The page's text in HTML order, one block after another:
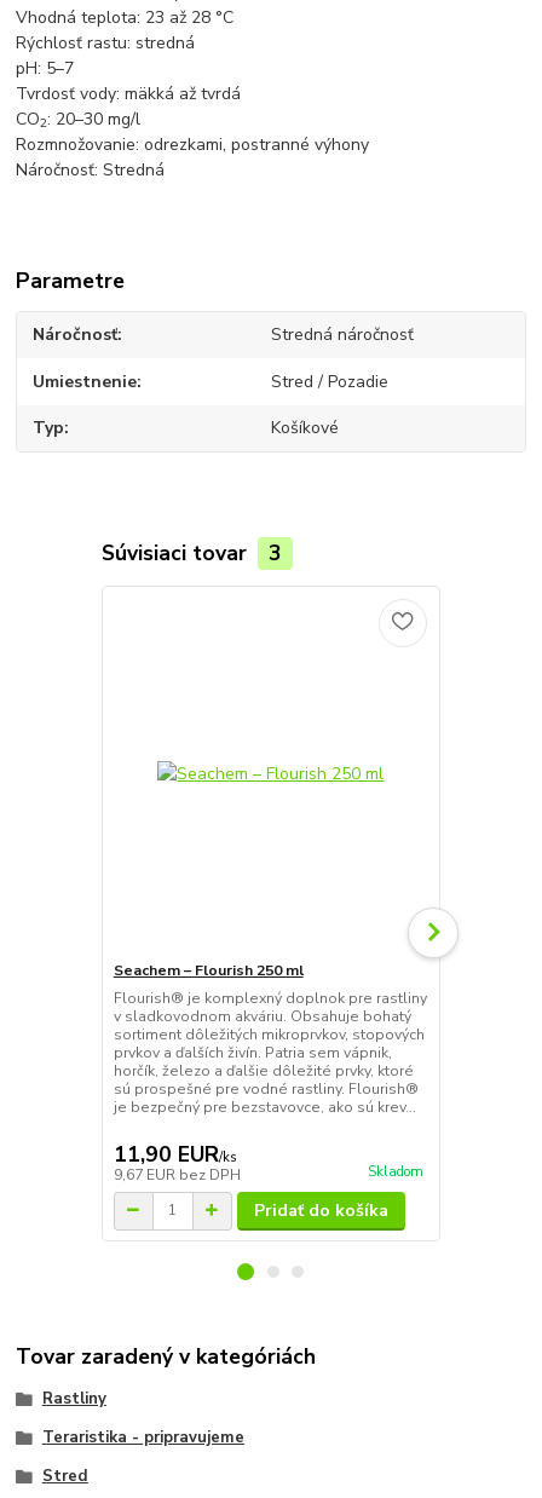
Vhodná teplota: 23 až 28 °C
Rýchlosť rastu: stredná
pH: 5–7
Tvrdosť vody: mäkká až tvrdá
CO2: 20–30 mg/l
Rozmnožovanie: odrezkami, postranné výhony
Náročnosť: Stredná
Parametre
Náročnosť Stredná náročnosť
Umiestnenie Stred / Pozadie
Typ Košíkové
Súvisiaci tovar 3
Seachem – Flourish 250 ml
Flourish® je komplexný doplnok pre rastliny
v sladkovodnom akváriu. Obsahuje bohatý
sortiment dôležitých mikroprvkov, stopových
prvkov a ďalších živín. Patria sem vápnik,
horčík, železo a ďalšie dôležité prvky, ktoré
sú prospešné pre vodné rastliny. Flourish®
je bezpečný pre bezstavovce, ako sú krev...
11,90 EUR/ks
9,67 EUR bez DPH Skladom
Pridať do košíka
Tovar zaradený v kategóriách
Rastliny
Teraristika - pripravujeme
Stred